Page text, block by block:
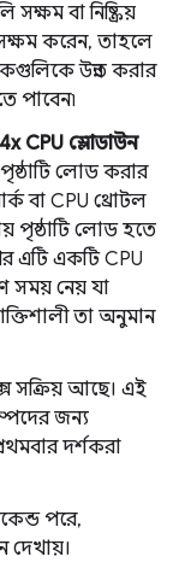
বা নিষ্ক্রিয়
করেন, তাহলে
উন্নত করার
পাবেন৷
CPU স্লোডাউন
পৃষ্ঠাটি লোড করার
বা CPU থ্রোটল
পৃষ্ঠাটি লোড হতে
এটি একটি CPU
সময় নেয় যা
তা অনুমান
সক্রিয় আছে। এই
জন্য
দর্শকরা
পরে,
দেখায়।